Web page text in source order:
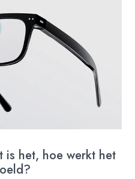
is het, hoe werkt het